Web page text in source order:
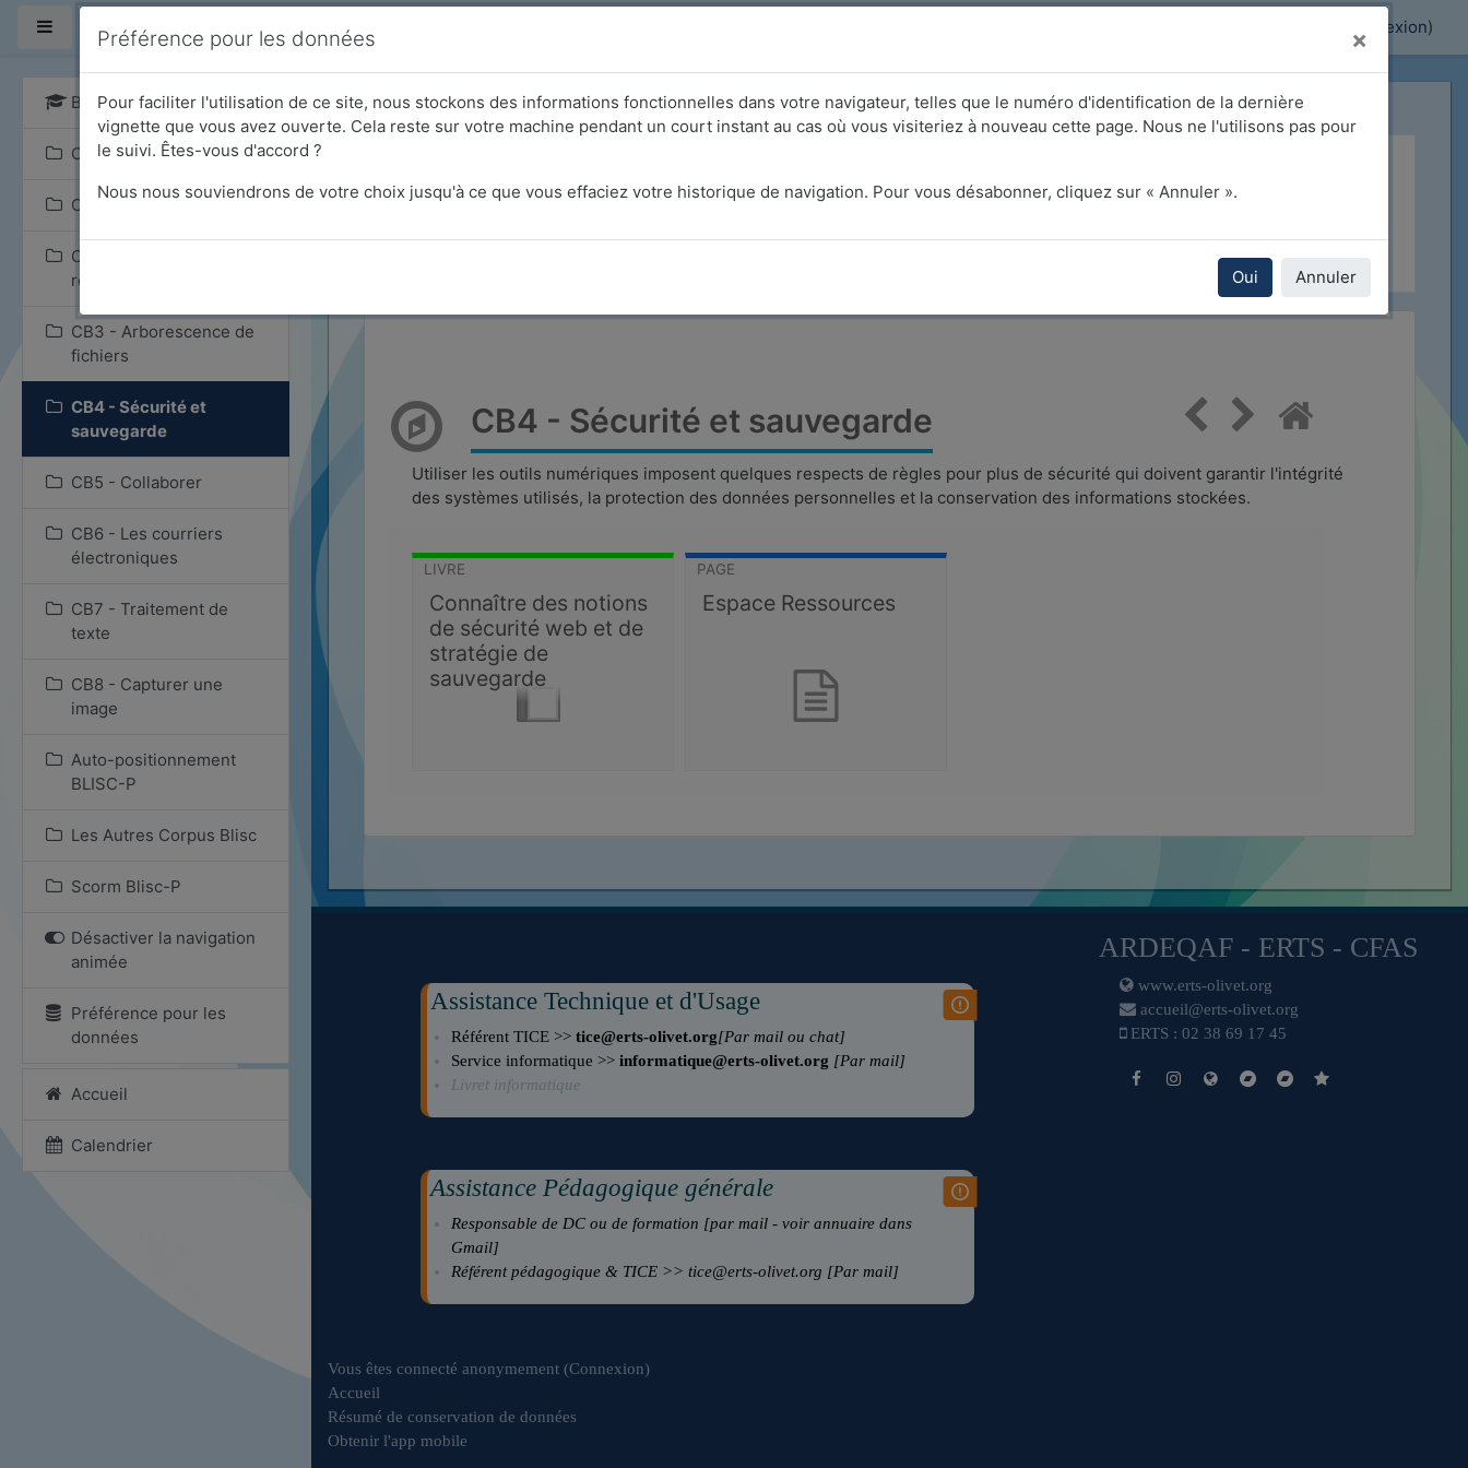
Passer au contenu principal
Panneau latéral* ARDEQAF ║ ERTS - CFAS ║ * Connexion)
BLISC - Corpus BLISC-P [FR]
Accueil Cours BLISC BLISC-P CB4 - Sécurité et sauvegarde
CB4 - Sécurité et sauvegarde
Utiliser les outils numériques imposent quelques respects de règles pour plus de sécurité qui doivent garantir l'intégrité
des systèmes utilisés, la protection des données personnelles et la conservation des informations stockées.
LIVRE
Connaître des notions
de sécurité web et de
stratégie de
sauvegarde
PAGE
Espace Ressources
BLISC-P
Corpus BLISC-P
CB1 - Navigateur Web
CB2 - Moteur de
recherche
CB3 - Arborescence de
fichiers
CB4 - Sécurité et
sauvegarde
CB5 - Collaborer
CB6 - Les courriers
électroniques
CB7 - Traitement de
texte
CB8 - Capturer une
image
Auto-positionnement
BLISC-P
Les Autres Corpus Blisc
Scorm Blisc-P
Désactiver la navigation
animée
Préférence pour les
données
Accueil
Calendrier
Assistance Technique et d'Usage
Référent TICE >> tice@erts-olivet.org[Par mail ou chat]
Service informatique >> informatique@erts-olivet.org [Par mail]
Livret informatique
Assistance Pédagogique générale
Responsable de DC ou de formation [par mail - voir annuaire dans
Gmail]
Référent pédagogique & TICE >> tice@erts-olivet.org [Par mail]
Vous êtes connecté anonymement (Connexion)
Accueil
ARDEQAF - ERTS - CFAS
www.erts-olivet.org
accueil@erts-olivet.org
ERTS : 02 38 69 17 45
https://fr-fr.facebook.com/erts.olivet/
https://www.instagram.com/erts.officiel/
https://www.erts-olivet.org/
https://www.erts-olivet.org/
http://
Résumé de conservation de données
Obtenir l'app mobile
Préférence pour les données ×
Pour faciliter l'utilisation de ce site, nous stockons des informations fonctionnelles dans votre navigateur, telles que le numéro d'identification de la dernière
vignette que vous avez ouverte. Cela reste sur votre machine pendant un court instant au cas où vous visiteriez à nouveau cette page. Nous ne l'utilisons pas pour
le suivi. Êtes-vous d'accord ?
Nous nous souviendrons de votre choix jusqu'à ce que vous effaciez votre historique de navigation. Pour vous désabonner, cliquez sur « Annuler ».
Oui Annuler